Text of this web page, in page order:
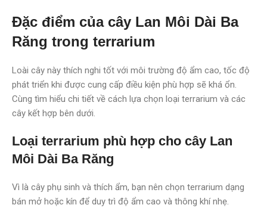
Đặc điểm của cây Lan Môi Dài Ba
Răng trong terrarium
Loài cây này thích nghi tốt với môi trường độ ẩm cao, tốc độ
phát triển khi được cung cấp điều kiện phù hợp sẽ khá ổn.
Cùng tìm hiểu chi tiết về cách lựa chọn loại terrarium và các
cây kết hợp bên dưới.
Loại terrarium phù hợp cho cây Lan
Môi Dài Ba Răng
Vì là cây phụ sinh và thích ẩm, bạn nên chọn terrarium dạng
bán mở hoặc kín để duy trì độ ẩm cao và thông khí nhẹ.